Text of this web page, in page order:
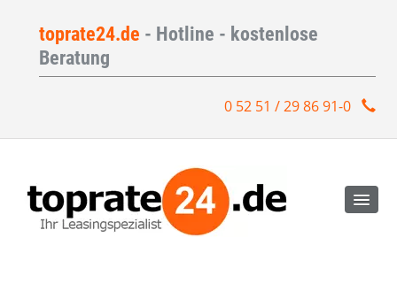
toprate24.de - Hotline - kostenlose
Beratung
0 52 51 / 29 86 91-0